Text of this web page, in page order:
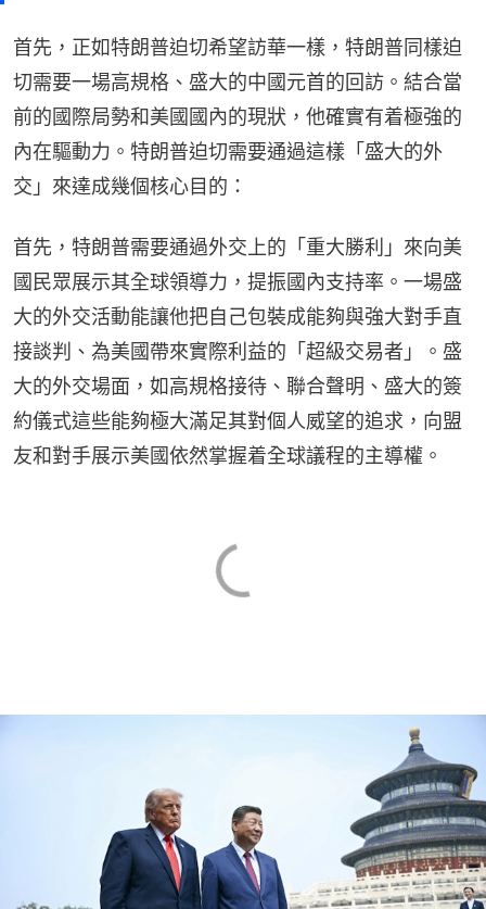
首先，正如特朗普迫切希望訪華一樣，特朗普同樣迫
切需要一場高規格、盛大的中國元首的回訪。結合當
前的國際局勢和美國國內的現狀，他確實有着極強的
內在驅動力。特朗普迫切需要通過這樣「盛大的外
交」來達成幾個核心目的：
首先，特朗普需要通過外交上的「重大勝利」來向美
國民眾展示其全球領導力，提振國內支持率。一場盛
大的外交活動能讓他把自己包裝成能夠與強大對手直
接談判、為美國帶來實際利益的「超級交易者」。盛
大的外交場面，如高規格接待、聯合聲明、盛大的簽
約儀式這些能夠極大滿足其對個人威望的追求，向盟
友和對手展示美國依然掌握着全球議程的主導權。